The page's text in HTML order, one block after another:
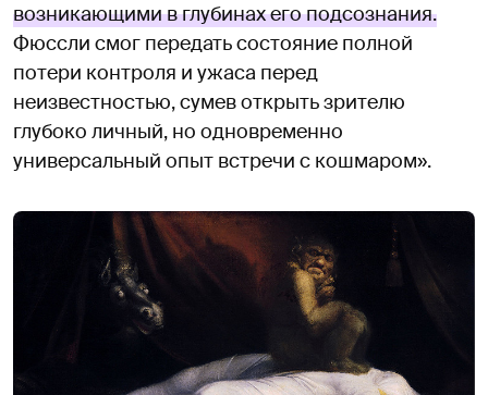
возникающими в глубинах его подсознания.
Фюссли смог передать состояние полной
потери контроля и ужаса перед
неизвестностью, сумев открыть зрителю
глубоко личный, но одновременно
универсальный опыт встречи с кошмаром».